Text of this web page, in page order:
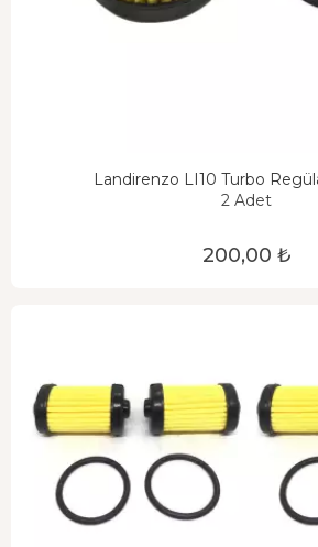
Landirenzo LI10 Turbo
2 Adet
200,00 ₺